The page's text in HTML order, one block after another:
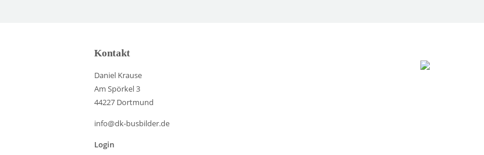
Kontakt
Daniel Krause
Am Spörkel 3
44227 Dortmund
info@dk-busbilder.de
Login